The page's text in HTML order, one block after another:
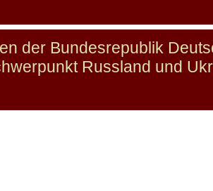
der Bundesrepublik
Russland und